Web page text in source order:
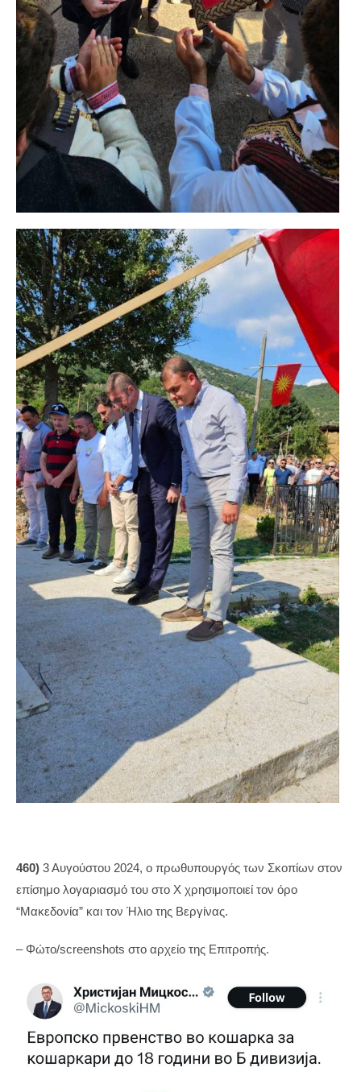
460) 3 Αυγούστου 2024, ο πρωθυπουργός των Σκοπίων στον
επίσημο λογαριασμό του στο Χ χρησιμοποιεί τον όρο
“Μακεδονία” και τον Ήλιο της Βεργίνας.
– Φώτο/screenshots στο αρχείο της Επιτροπής.